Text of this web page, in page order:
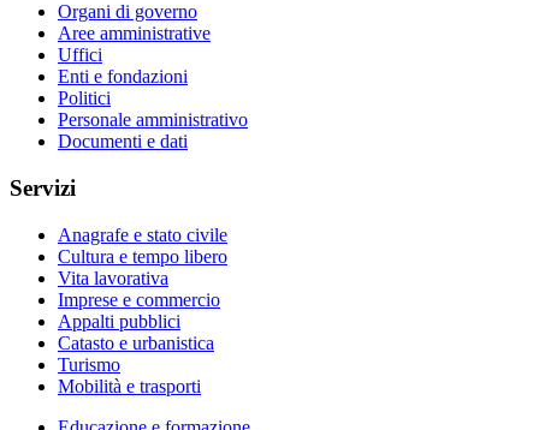
Organi di governo
Aree amministrative
Uffici
Enti e fondazioni
Politici
Personale amministrativo
Documenti e dati
Servizi
Anagrafe e stato civile
Cultura e tempo libero
Vita lavorativa
Imprese e commercio
Appalti pubblici
Catasto e urbanistica
Turismo
Mobilità e trasporti